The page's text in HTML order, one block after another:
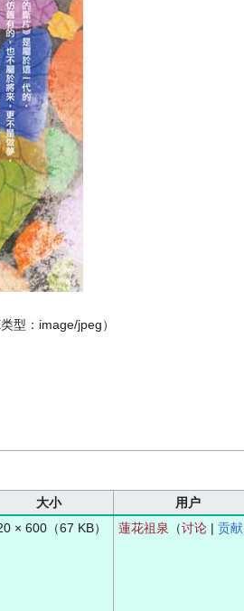
型： image/jpeg）
大小 用户
× 600 （67 KB） 蓮花祖泉 （讨论 |贡献